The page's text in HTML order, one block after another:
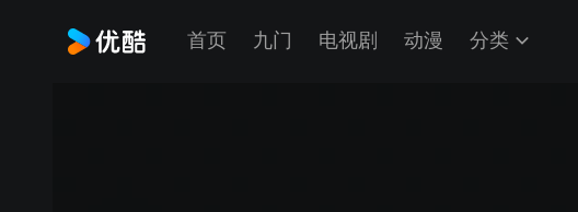
首页 九门 电视剧 动漫 分类